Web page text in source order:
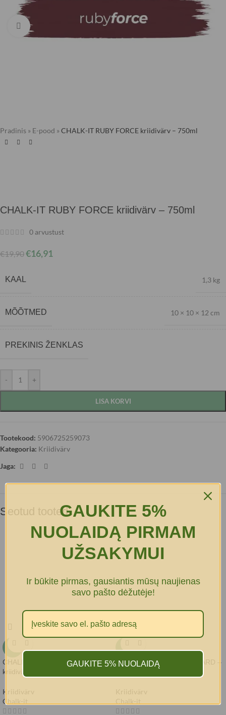
Kliki suurendamiseks
Pradinis » E-pood » CHALK-IT RUBY FORCE kriidivärv – 750ml
CHALK-IT RUBY FORCE kriidivärv – 750ml
0 arvustust
€19,90€16,91
KAAL 1,3 kg
MÕÕTMED 10 × 10 × 12 cm
PREKINIS ŽENKLAS
- +
LISA KORVI
Tootekood: 5906725259073
Kategooria: Kriidivärv
Jaga:
Seotud tooted
CHALK-IT ANTHRACITE
kriidivärv – 125ml
Kriidivärv
Chalk-it
Kriidivärv CHALK-IT MUSTARD –
Kriidivärv
Chalk-it
GAUKITE 5%
NUOLAIDĄ PIRMAM
UŽSAKYMUI
Ir būkite pirmas, gausiantis mūsų naujienas
savo pašto dėžutėje!
GAUKITE 5% NUOLAIDĄ